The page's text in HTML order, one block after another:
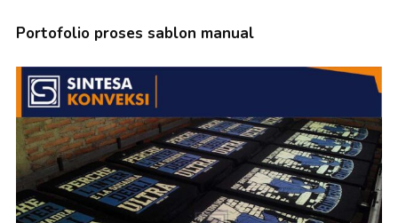
Portofolio proses sablon manual